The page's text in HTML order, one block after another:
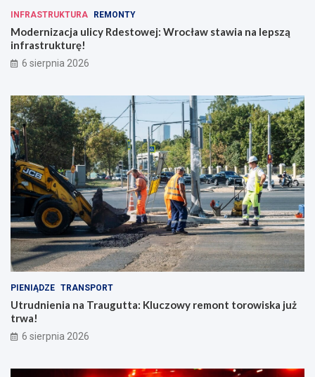
INFRASTRUKTURA REMONTY
Modernizacja ulicy Rdestowej: Wrocław stawia na lepszą
infrastrukturę!
6 sierpnia 2026
PIENIĄDZE TRANSPORT
Utrudnienia na Traugutta: Kluczowy remont torowiska już
trwa!
6 sierpnia 2026